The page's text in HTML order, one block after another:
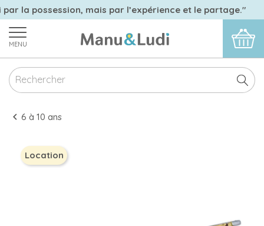
la possession, mais par l’expérience et le partage."
MENU
6 à 10 ans
Location